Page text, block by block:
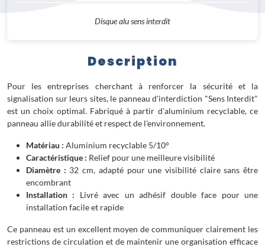
Disque alu sens interdit
Description
Pour les entreprises cherchant à renforcer la sécurité et la
signalisation sur leurs sites, le panneau d'interdiction "Sens Interdit"
est un choix optimal. Fabriqué à partir d'aluminium recyclable, ce
panneau allie durabilité et respect de l'environnement.
Matériau : Aluminium recyclable 5/10°
Caractéristique : Relief pour une meilleure visibilité
Diamètre : 32 cm, adapté pour une visibilité claire sans être
encombrant
Installation : Livré avec un adhésif double face pour une
installation facile et rapide
Ce panneau est un excellent moyen de communiquer clairement les
restrictions de circulation et de maintenir une organisation efficace